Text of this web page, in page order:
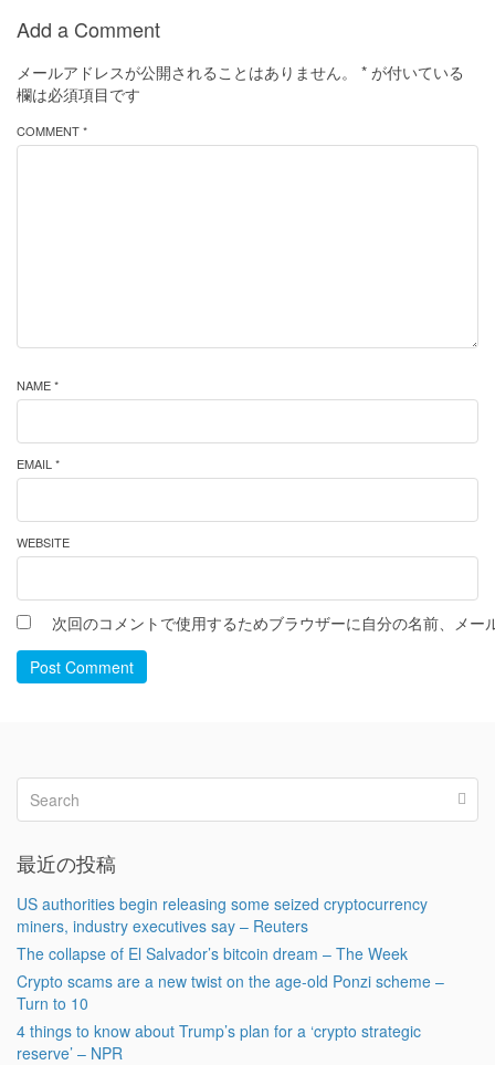
Add a Comment
メールアドレスが公開されることはありません。 * が付いている
欄は必須項目です
COMMENT *
NAME *
EMAIL *
WEBSITE
次回のコメントで使用するためブラウザーに自分の名前、メー
Post Comment
最近の投稿
US authorities begin releasing some seized cryptocurrency
miners, industry executives say – Reuters
The collapse of El Salvador’s bitcoin dream – The Week
Crypto scams are a new twist on the age-old Ponzi scheme –
Turn to 10
4 things to know about Trump’s plan for a ‘crypto strategic
reserve’ – NPR